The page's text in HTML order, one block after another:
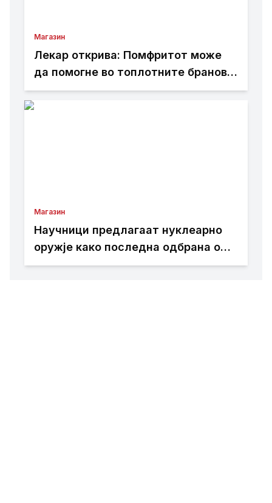
Магазин
Лекар открива: Помфритот може
да помогне во топлотните бранови,
но причината ќе ве изненади
Магазин
Научници предлагаат нуклеарно
оружје како последна одбрана од
астероид што би можел да ја